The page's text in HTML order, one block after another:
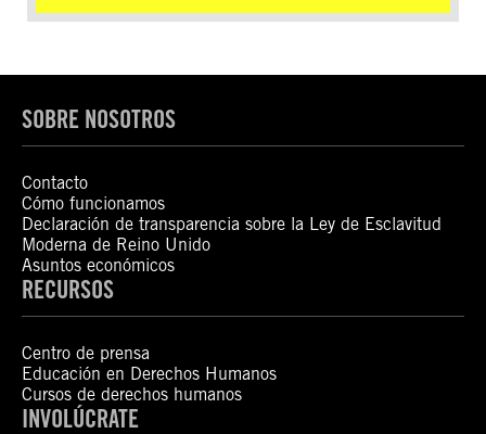
SOBRE NOSOTROS
Contacto
Cómo funcionamos
Declaración de transparencia sobre la Ley de Esclavitud
Moderna de Reino Unido
Asuntos económicos
RECURSOS
Centro de prensa
Educación en Derechos Humanos
Cursos de derechos humanos
INVOLÚCRATE